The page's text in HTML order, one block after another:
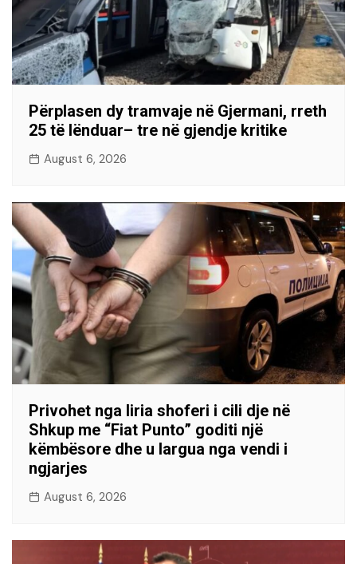
Përplasen dy tramvaje në Gjermani, rreth
25 të lënduar– tre në gjendje kritike
August 6, 2026
Privohet nga liria shoferi i cili dje në
Shkup me “Fiat Punto” goditi një
këmbësore dhe u largua nga vendi i
ngjarjes
August 6, 2026